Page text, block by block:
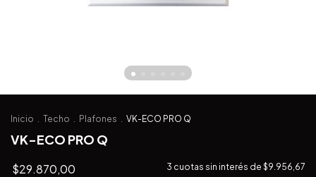
Inicio . Techo . Plafones . VK-ECO PRO Q
VK-ECO PRO Q
$29.870,00 3 cuotas sin interés de $9.956,67